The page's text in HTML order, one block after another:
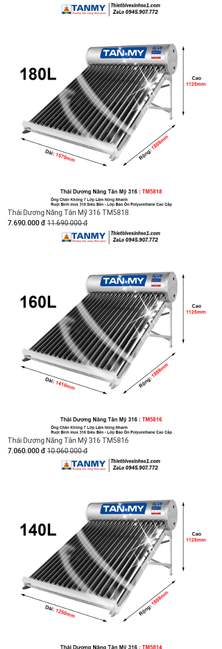
Thái Dương Năng Tân Mỹ 316 TM5818
7.690.000 đ 11.690.000 đ
Thái Dương Năng Tân Mỹ 316 TM5816
7.060.000 đ 10.060.000 đ